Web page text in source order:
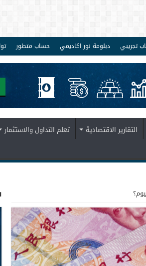
تجريبي دبلومة نور اكاديمي حساب متطور
التقارير الاقتصادية تعلم التداول والاستثمار